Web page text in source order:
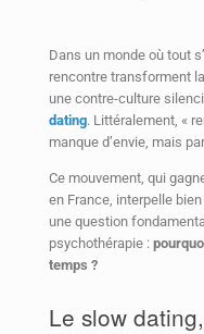
Dans un monde où tout
rencontre transforment
une contre-culture
dating. Littéralement, «
manque d’envie, mais
Ce mouvement, qui
en France, interpelle
une question
psychothérapie :
temps ?
Le slow